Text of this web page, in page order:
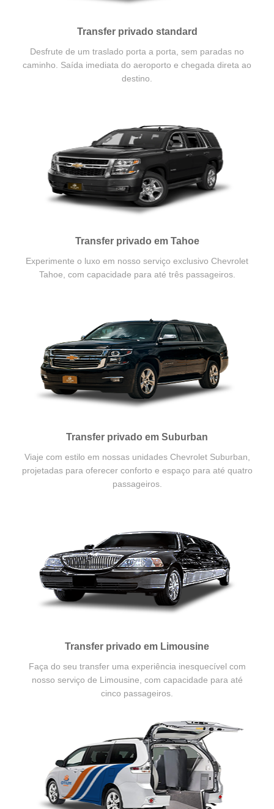
Transfer privado standard
Desfrute de um traslado porta a porta, sem paradas no
caminho. Saída imediata do aeroporto e chegada direta ao
destino.
Transfer privado em Tahoe
Experimente o luxo em nosso serviço exclusivo Chevrolet
Tahoe, com capacidade para até três passageiros.
Transfer privado em Suburban
Viaje com estilo em nossas unidades Chevrolet Suburban,
projetadas para oferecer conforto e espaço para até quatro
passageiros.
Transfer privado em Limousine
Faça do seu transfer uma experiência inesquecível com
nosso serviço de Limousine, com capacidade para até
cinco passageiros.